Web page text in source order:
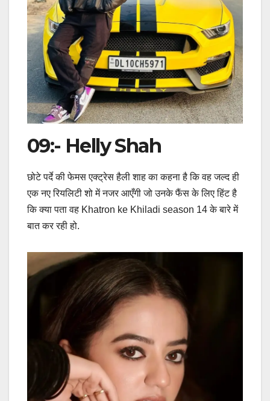
09:- Helly Shah
छोटे पर्दे की फेमस एक्ट्रेस हैली शाह का कहना है कि वह जल्द ही
एक नए रियलिटी शो में नजर आएँगी जो उनके फैंस के लिए हिंट है
कि क्या पता वह Khatron ke Khiladi season 14 के बारे में
बात कर रही हो.